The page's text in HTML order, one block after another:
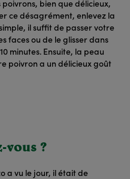
poivrons, bien que délicieux,
ce désagrément, enlevez la
il suffit de passer votre
faces ou de le glisser dans
minutes. Ensuite, la peau
poivron a un délicieux goût
vous ?
a vu le jour, il était de